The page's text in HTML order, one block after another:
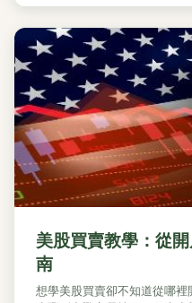
美股買賣教學：從
南
想學美股買賣卻不知道從哪